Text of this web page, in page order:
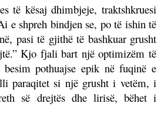
të kësaj dhimbjeje, traktshkruesi
e shpreh bindjen se, po të ishin të
pasi të gjithë të bashkuar grusht
Kjo fjali bart një optimizëm të
pothuajse epik në fuqinë e
paraqitet si një grusht i vetëm, i
së drejtës dhe lirisë, bëhet i